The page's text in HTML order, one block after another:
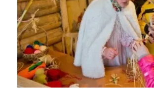
Коллекция впечатлений
Другие рубрики